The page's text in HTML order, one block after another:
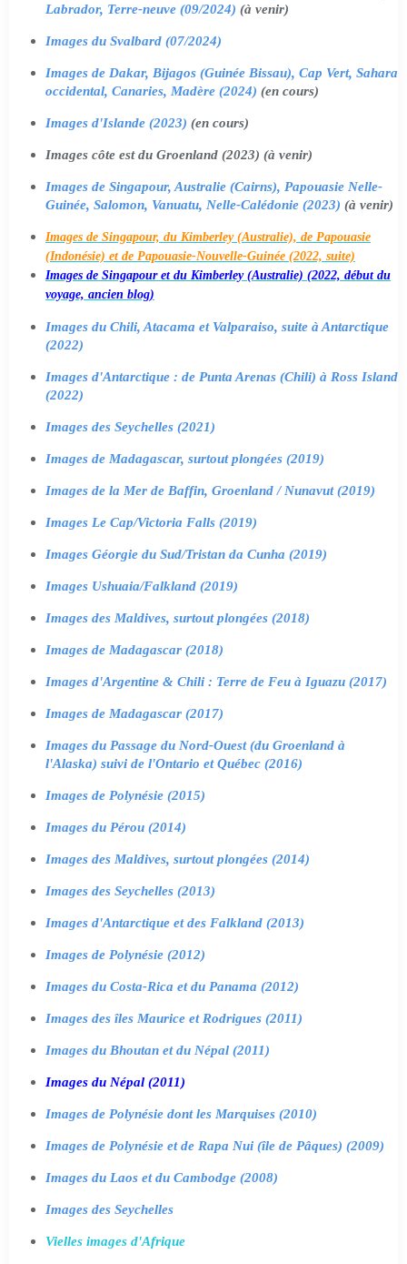
Labrador, Terre-neuve (09/2024) (à venir)
Images du Svalbard (07/2024)
Images de Dakar, Bijagos (Guinée Bissau), Cap Vert, Sahara
occidental, Canaries, Madère (2024) (en cours)
Images d'Islande (2023) (en cours)
Images côte est du Groenland (2023) (à venir)
Images de Singapour, Australie (Cairns), Papouasie Nelle-
Guinée, Salomon, Vanuatu, Nelle-Calédonie (2023) (à venir)
Images de Singapour, du Kimberley (Australie), de Papouasie
(Indonésie) et de Papouasie-Nouvelle-Guinée (2022, suite)
Images de Singapour et du Kimberley (Australie) (2022, début du
voyage, ancien blog)
Images du Chili, Atacama et Valparaiso, suite à Antarctique
(2022)
Images d'Antarctique : de Punta Arenas (Chili) à Ross Island
(2022)
Images des Seychelles (2021)
Images de Madagascar, surtout plongées (2019)
Images de la Mer de Baffin, Groenland / Nunavut (2019)
Images Le Cap/Victoria Falls (2019)
Images Géorgie du Sud/Tristan da Cunha (2019)
Images Ushuaia/Falkland (2019)
Images des Maldives, surtout plongées (2018)
Images de Madagascar (2018)
Images d'Argentine & Chili : Terre de Feu à Iguazu (2017)
Images de Madagascar (2017)
Images du Passage du Nord-Ouest (du Groenland à
l'Alaska) suivi de l'Ontario et Québec (2016)
Images de Polynésie (2015)
Images du Pérou (2014)
Images des Maldives, surtout plongées (2014)
Images des Seychelles (2013)
Images d'Antarctique et des Falkland (2013)
Images de Polynésie (2012)
Images du Costa-Rica et du Panama (2012)
Images des îles Maurice et Rodrigues (2011)
Images du Bhoutan et du Népal (2011)
Images du Népal (2011)
Images de Polynésie dont les Marquises (2010)
Images de Polynésie et de Rapa Nui (île de Pâques) (2009)
Images du Laos et du Cambodge (2008)
Images des Seychelles
Vielles images d'Afrique